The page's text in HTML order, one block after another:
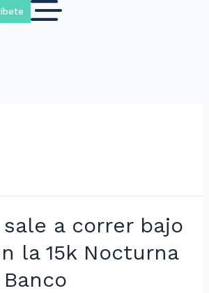
sale a correr bajo
la 15k Nocturna